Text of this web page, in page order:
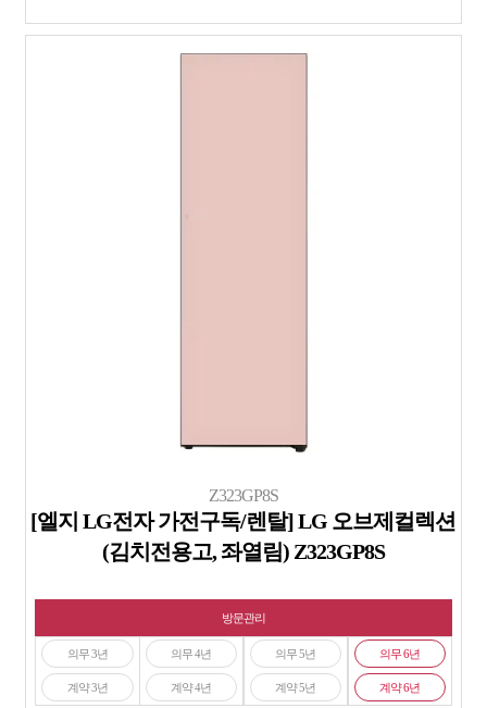
Z323GP8S
[엘지 LG전자 가전구독/렌탈] LG 오브제컬렉션
(김치전용고, 좌열림) Z323GP8S
방문관리
의무 3년
계약 3년
의무 4년
계약 4년
의무 5년
계약 5년
의무 6년
계약 6년